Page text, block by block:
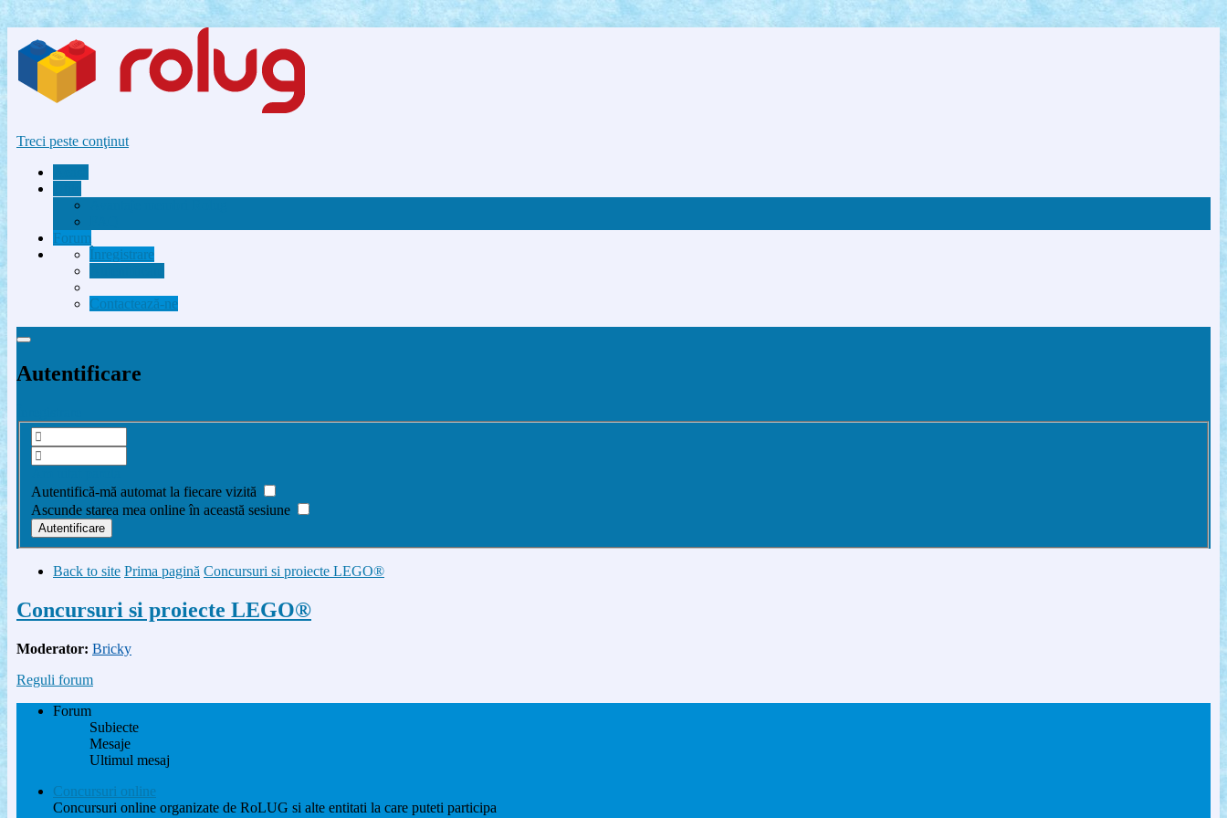
Treci peste conţinut
Forum
Înregistrare
Contactează-ne
Autentificare
Autentifică-mă automat la fiecare vizită
Ascunde starea mea online în această sesiune
Back to site Prima pagină Concursuri si proiecte LEGO®
Concursuri si proiecte LEGO®
Moderator: Bricky
Reguli forum
Forum
Subiecte
Mesaje
Ultimul mesaj
Concursuri online
Concursuri online organizate de RoLUG si alte entitati la care puteti participa